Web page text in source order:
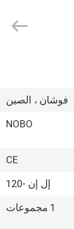
فوشان ، الصين
NOBO
CE
إل إن -120
1 مجموعات